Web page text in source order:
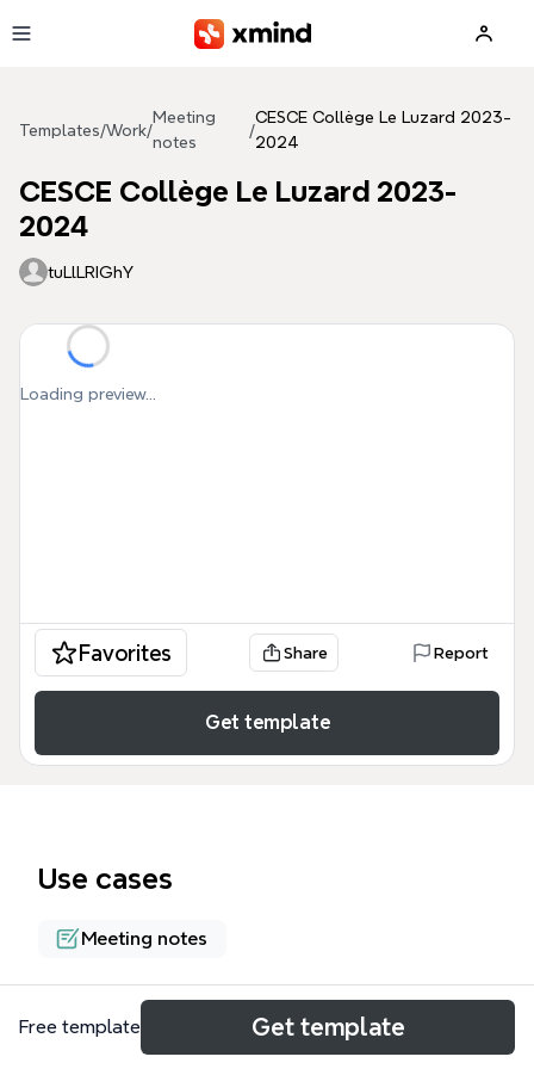
Templates/Work/
Meeting
notes
/
CESCE Collège Le Luzard 2023-
2024
CESCE Collège Le Luzard 2023-
2024
tuLlLRIGhY
Loading preview...
Favorites Share Report
Get template
Use cases
Meeting notes
About
Free template Get template